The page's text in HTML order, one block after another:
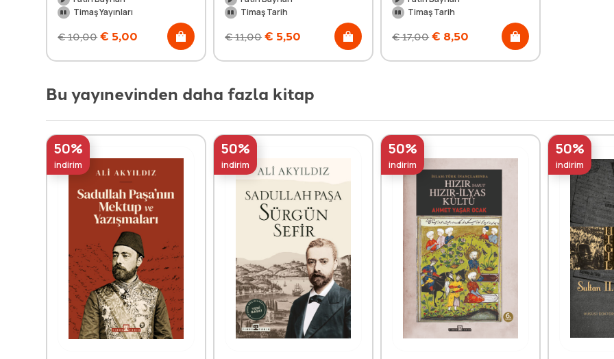
Timaş Yayınları
€10,00 € 5,00
Timaş Tarih
€11,00 € 5,50
Timaş Tarih
€17,00 € 8,50
Bu yayınevinden daha fazla kitap
50%
indirim
50%
indirim
50%
indirim
50%
indirim